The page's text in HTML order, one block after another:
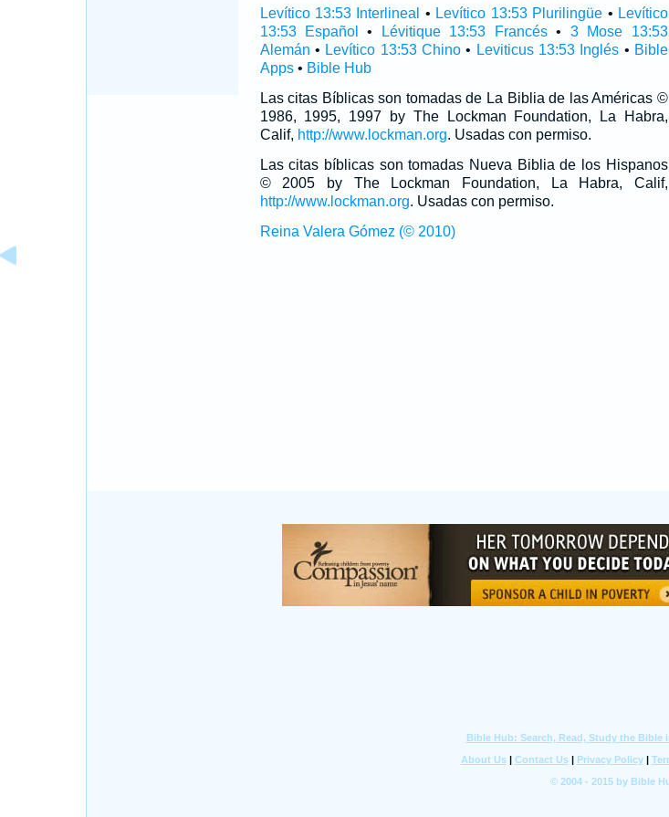
Levítico 13:53 Interlineal • Levítico 13:53 Plurilingüe • Levítico
13:53 Español
• Lévitique 13:53 Francés• 3 Mose 13:53
Alemán • Levítico 13:53 Chino• Leviticus 13:53 Inglés • Bible
Apps• Bible Hub
Las citas Bíblicas son tomadas de La Biblia de las Américas ©
1986, 1995, 1997 by The Lockman Foundation, La Habra,
Calif, http://www.lockman.org. Usadas con permiso.
Las citas bíblicas son tomadas Nueva Biblia de los Hispanos
© 2005 by The Lockman Foundation, La Habra, Calif,
http://www.lockman.org. Usadas con permiso.
Reina Valera Gómez (© 2010)